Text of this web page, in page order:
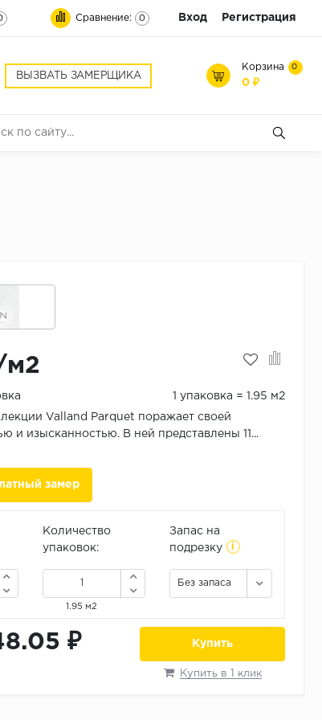
Сравнение: 0 Вход Регистрация
ВЫЗВАТЬ ЗАМЕРЩИКА
Корзина 0
0 ₽
м2
1 упаковка = 1.95 м2
Valland Parquet поражает своей
и изысканностью. В ней представлены 11...
замер
Количество
упаковок:
1.95 м2
Запас на
подрезку
i
Без запаса
₽ Купить
Купить в 1 клик